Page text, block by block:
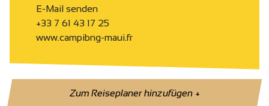
E-Mail senden
+33 7 61 43 17 25
www.campibng-maui.fr
Zum Reiseplaner hinzufügen+